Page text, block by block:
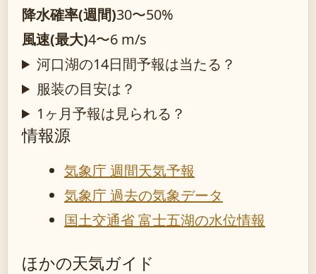
降水確率(週間)30〜50%
風速(最大)4〜6 m/s
河口湖の14日間予報は当たる？
服装の目安は？
1ヶ月予報は見られる？
情報源
気象庁 週間天気予報
気象庁 過去の気象データ
国土交通省 富士五湖の水位情報
ほかの天気ガイド